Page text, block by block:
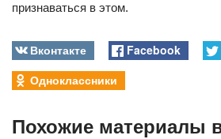
признаваться в этом.
Вконтакте Facebook
Одноклассники
Похожие материалы